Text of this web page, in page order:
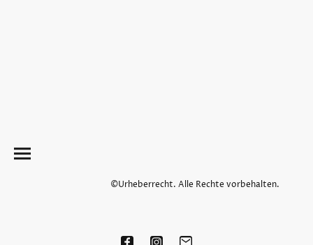
©Urheberrecht. Alle Rechte vorbehalten.